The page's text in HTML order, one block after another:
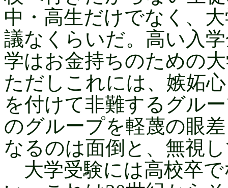
中・高生だけでなく、
議なくらいだ。高い入
学はお金持ちのための
ただしこれには、嫉妬
を付けて非難するグル
のグループを軽蔑の眼
なるのは面倒と、無視
大学受験には高校卒